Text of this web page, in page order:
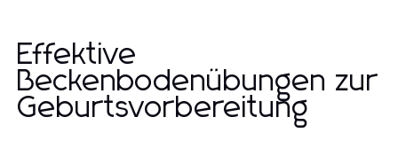
Effektive
Beckenbodenübungen zur
Geburtsvorbereitung